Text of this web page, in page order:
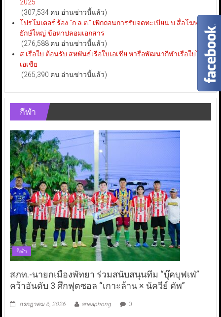
2025
(307,534 คน อ่านข่าวนี้แล้ว)
โปรโมเตอร์ ร้อง “ก.ล.ต.” เพิกถอนการรับจดทะเบียน บ.สื่อโฆษณา
ยักษ์ใหญ่ ข้อหาปลอมเอกสาร
(276,588 คน อ่านข่าวนี้แล้ว)
ส.เรือใบ ต้อนรับ สหพันธ์เรือใบเอเชีย หารือพัฒนากีฬาเรือใบไทย-
เอเชีย
(265,390 คน อ่านข่าวนี้แล้ว)
กีฬา
กีฬา
สภท.-นายกเมืองพัทยา ร่วมสนับสนุนทีม “บุ๊คบุฟเฟ่”
คว้าอันดับ 3 ศึกฟุตซอล “เกาะล้าน × นัควีย์ คัพ”
กรกฎาคม 6, 2026 aneaphong 0